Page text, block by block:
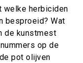
welke herbiciden
besproeid? Wat
de kunstmest
op de
pot olijven